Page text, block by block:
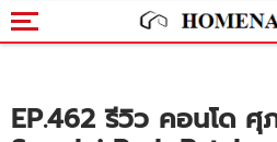
EP.462 รีวิว คอนโด ศุ